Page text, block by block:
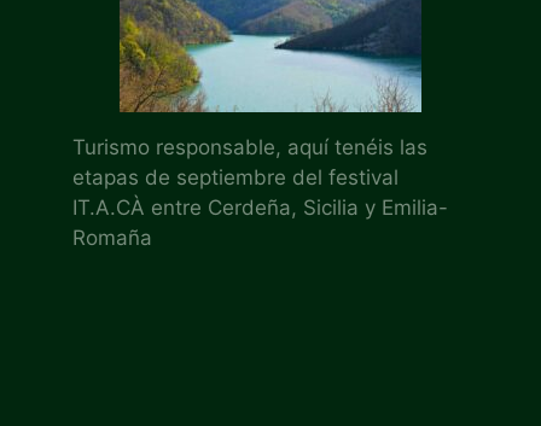
Turismo responsable, aquí tenéis las
etapas de septiembre del festival
IT.A.CÀ entre Cerdeña, Sicilia y Emilia-
Romaña